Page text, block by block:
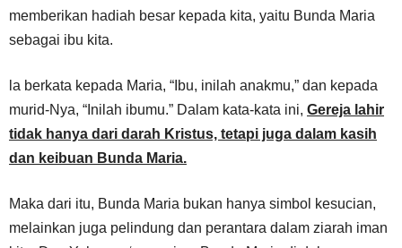
memberikan hadiah besar kepada kita, yaitu Bunda Maria
sebagai ibu kita.
la berkata kepada Maria, “Ibu, inilah anakmu,” dan kepada
murid-Nya, “Inilah ibumu.” Dalam kata-kata ini, Gereja lahir
tidak hanya dari darah Kristus, tetapi juga dalam kasih
dan keibuan Bunda Maria.
Maka dari itu, Bunda Maria bukan hanya simbol kesucian,
melainkan juga pelindung dan perantara dalam ziarah iman